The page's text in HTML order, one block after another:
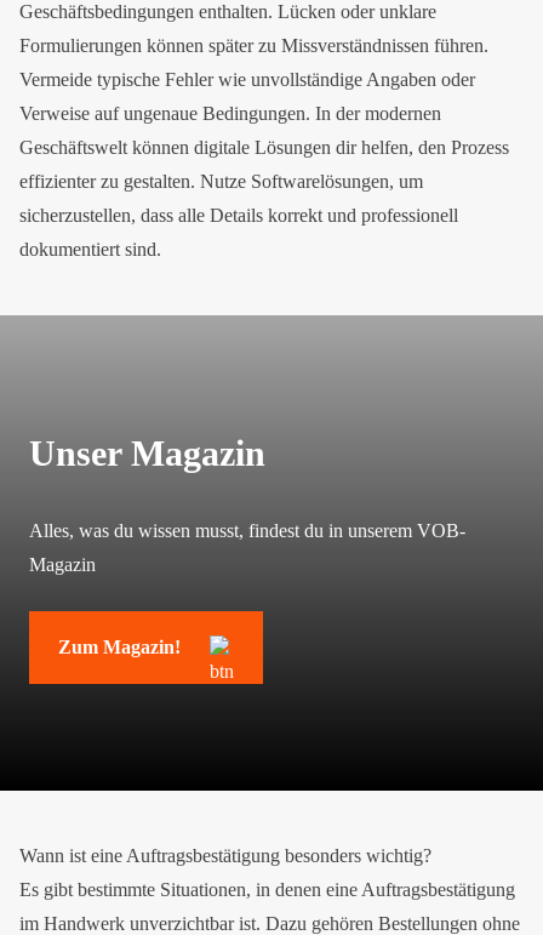
Geschäftsbedingungen enthalten. Lücken oder unklare
Formulierungen können später zu Missverständnissen führen.
Vermeide typische Fehler wie unvollständige Angaben oder
Verweise auf ungenaue Bedingungen. In der modernen
Geschäftswelt können digitale Lösungen dir helfen, den Prozess
effizienter zu gestalten. Nutze Softwarelösungen, um
sicherzustellen, dass alle Details korrekt und professionell
dokumentiert sind.
Unser Magazin
Alles, was du wissen musst, findest du in unserem VOB-
Magazin
Zum Magazin!
Wann ist eine Auftragsbestätigung besonders wichtig?
Es gibt bestimmte Situationen, in denen eine Auftragsbestätigung
im Handwerk unverzichtbar ist. Dazu gehören Bestellungen ohne